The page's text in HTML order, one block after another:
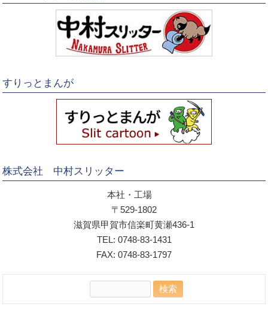
すりっとまんが
株式会社 中村スリッター
本社・工場
〒529-1802
滋賀県甲賀市信楽町黄瀬436-1
TEL: 0748-83-1431
FAX: 0748-83-1797